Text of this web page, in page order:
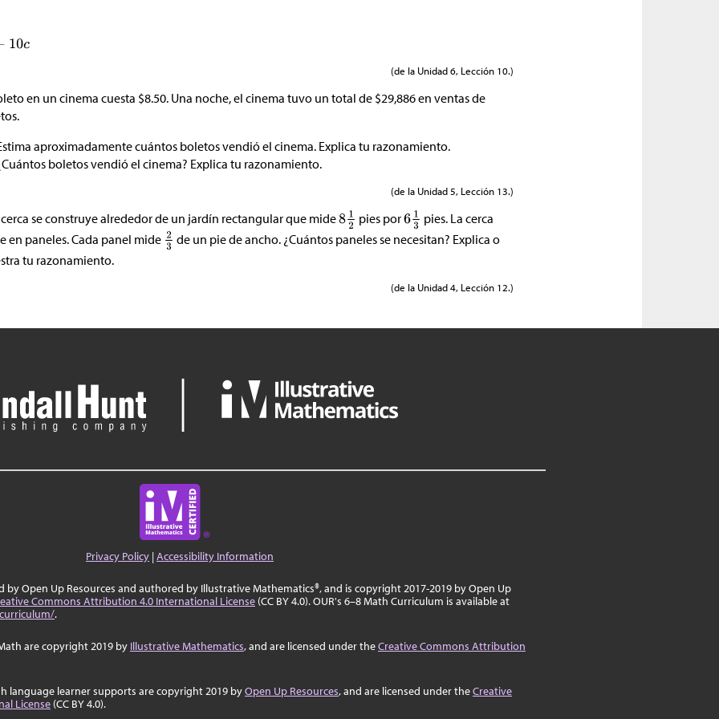
(de la Unidad 6, Lección 10.)
en un cinema cuesta $8.50. Una noche, el cinema tuvo un total de $29,886 en ventas de
aproximadamente cuántos boletos vendió el cinema. Explica tu razonamiento.
boletos vendió el cinema? Explica tu razonamiento.
(de la Unidad 5, Lección 13.)
se construye alrededor de un jardín rectangular que mide pies por
pies. La cerca
en paneles. Cada panel mide
de un pie de ancho. ¿Cuántos paneles se necesitan? Explica o
tu razonamiento.
(de la Unidad 4, Lección 12.)
Privacy Policy |Accessibility Information
by Open Up Resources and authored by Illustrative Mathematics®, and is copyright 2017-2019 by Open Up
Commons Attribution 4.0 International License (CC BY 4.0). OUR's 6–8 Math Curriculum is available at
.
are copyright 2019 by Illustrative Mathematics, and are licensed under theCreative Commons Attribution
language learner supports are copyright 2019 byOpen Up Resources, and are licensed under theCreative
License (CC BY 4.0).